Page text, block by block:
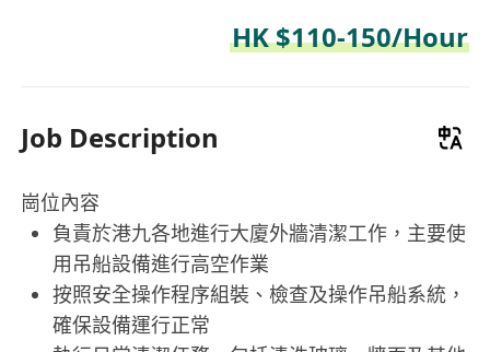
HK $110-150/Hour
Job Description
崗位內容
負責於港九各地進行大廈外牆清潔工作，主要使
用吊船設備進行高空作業
按照安全操作程序組裝、檢查及操作吊船系統，
確保設備運行正常